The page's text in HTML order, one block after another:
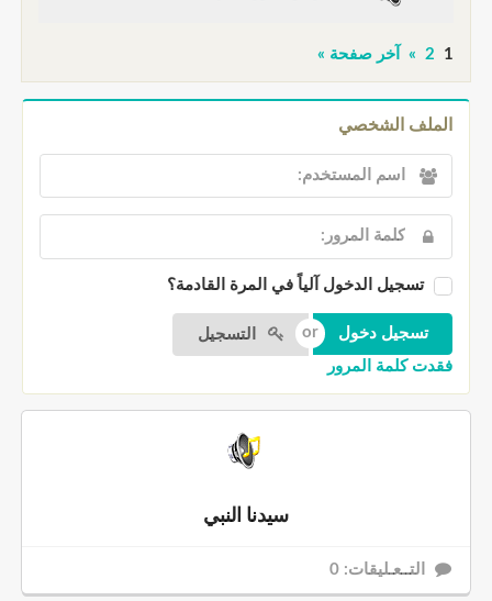
1
2
» آخر صفحة »
الملف الشخصي
تسجيل الدخول آلياً في المرة القادمة؟
التسجيل
فقدت كلمة المرور
سيدنا النبي
التــعـليقات: 0